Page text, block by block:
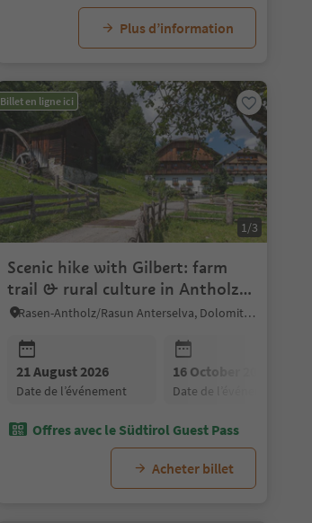
Plus d’information
Billet en ligne ici
1/3
Scenic hike with Gilbert: farm
trail & rural culture in Antholz
Valley
Rasen-Antholz/Rasun Anterselva, Dolomites Region Kronplatz/Plan de Corones
21 August 2026
date de l’événement
16 October 2026
date de l’événement
Offres avec le Südtirol Guest Pass
Acheter billet